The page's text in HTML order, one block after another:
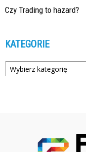
Czy Trading to hazard?
KATEGORIE
Kategorie